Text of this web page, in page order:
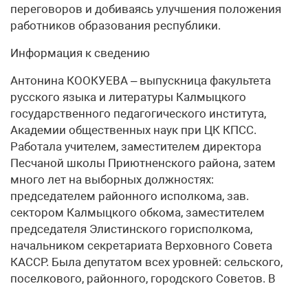
переговоров и добиваясь улучшения положения
работников образования республики.
Информация к сведению
Антонина КООКУЕВА – выпускница факультета
русского языка и литературы Калмыцкого
государственного педагогического института,
Академии общественных наук при ЦК КПСС.
Работала учителем, заместителем директора
Песчаной школы Приютненского района, затем
много лет на выборных должностях:
председателем районного исполкома, зав.
сектором Калмыцкого обкома, заместителем
председателя Элистинского горисполкома,
начальником секретариата Верховного Совета
КАССР. Была депутатом всех уровней: сельского,
поселкового, районного, городского Советов. В